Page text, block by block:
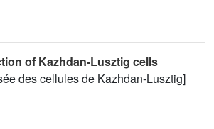
of Kazhdan-Lusztig cells
des cellules de Kazhdan-Lusztig]